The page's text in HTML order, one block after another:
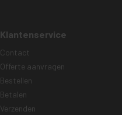
Klantenservice
Contact
Offerte aanvragen
Bestellen
Betalen
Verzenden